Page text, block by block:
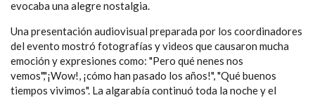
evocaba una alegre nostalgia.
Una presentación audiovisual preparada por los coordinadores
del evento mostró fotografías y videos que causaron mucha
emoción y expresiones como: "Pero qué nenes nos
vemos","¡Wow!, ¡cómo han pasado los años!", "Qué buenos
tiempos vivimos". La algarabía continuó toda la noche y el